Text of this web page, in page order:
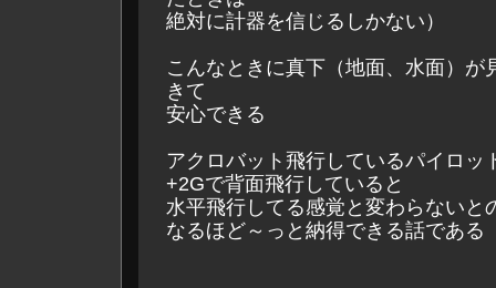
絶対に計器を信じるしかない）
こんなときに真下（地面、水面）が
きて
安心できる
アクロバット飛行しているパイロッ
+2Gで背面飛行していると
水平飛行してる感覚と変わらないと
なるほど～っと納得できる話である